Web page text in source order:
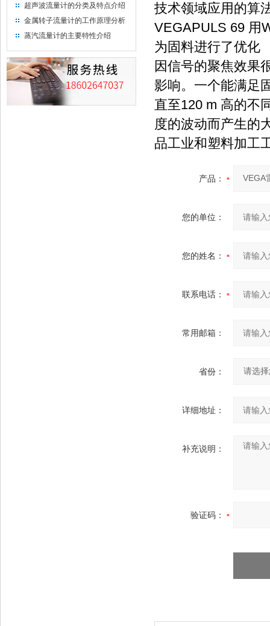
超声波流量计的分类及特点介绍
金属转子流量计的工作原理分析
蒸汽流量计的主要特性介绍
技术领域应用的算
VEGAPULS 69 用
为固料进行了优化
因信号的聚焦效果
影响。一个能满足
直至120 m 高的不
度的波动而产生的
品工业和塑料加工
产品：
您的单位：
您的姓名：
联系电话：
常用邮箱：
省份：
详细地址：
补充说明：
验证码：